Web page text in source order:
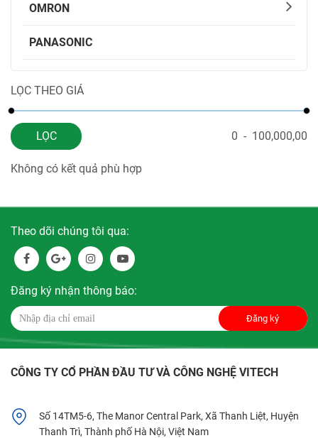
OMRON
PANASONIC
LỌC THEO GIÁ
LỌC 0 - 100,000,00
Không có kết quả phù hợp
Theo dõi chúng tôi qua:
Đăng ký nhận thông báo:
Đăng ký
CÔNG TY CỔ PHẦN ĐẦU TƯ VÀ CÔNG NGHỆ VITECH
Số 14TM5-6, The Manor Central Park, Xã Thanh Liệt, Huyện
Thanh Trì, Thành phố Hà Nội, Việt Nam